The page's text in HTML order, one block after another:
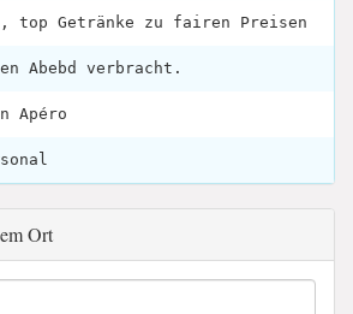
top Getränke zu fairen Preisen
Abebd verbracht.
Apéro
Ort